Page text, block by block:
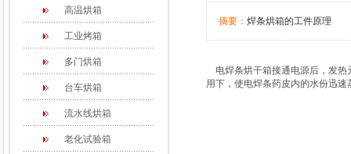
高温烘箱
工业烤箱
多门烘箱
台车烘箱
流水线烘箱
老化试验箱
摘要： 焊条烘箱的工件原理
电焊条烘干箱接通电源后，发热
用下，使电焊条药皮内的水份迅